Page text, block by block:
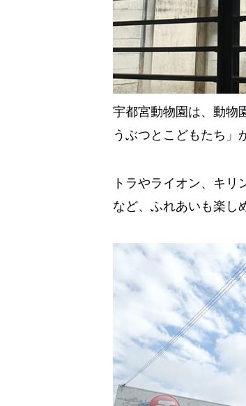
宇都宮動物園は、動物
うぶつとこどもたち」
トラやライオン、キ
など、ふれあいも楽し